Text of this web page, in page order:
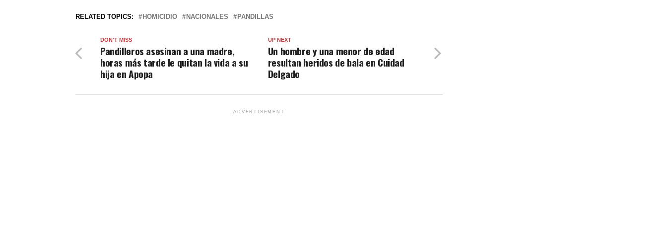
RELATED TOPICS: HOMICIDIO NACIONALES PANDILLAS
UP NEXT
Un hombre y una menor de edad
resultan heridos de bala en Cuidad
Delgado
DON'T MISS
Pandilleros asesinan a una madre,
horas más tarde le quitan la vida a su
hija en Apopa
ADVERTISEMENT